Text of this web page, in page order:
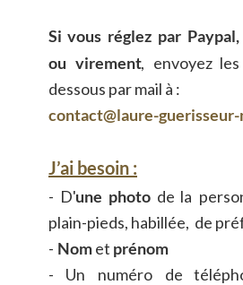
Si vous réglez par Paypal,
ou virement, envoyez les
dessous par mail à :
contact@laure-
J’ai besoin :
- D'une photo de la
plain-pieds, habillée, de
- Nom et prénom
-
Un numéro de